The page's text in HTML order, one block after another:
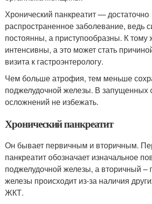
Хронический панкреатит — достаточно
распространенное заболевание, ведь
постоянны, а приступообразны. К тому
интенсивны, а это может стать
визита к гастроэнтерологу.
Чем больше атрофия, тем меньше
поджелудочной железы. В запущенных
осложнений не избежать.
Хронический панкреатит
Он бывает первичным и вторичным.
панкреатит обозначает изначальное
поджелудочной железы, а вторичный –
железы происходит из-за наличия
ЖКТ.